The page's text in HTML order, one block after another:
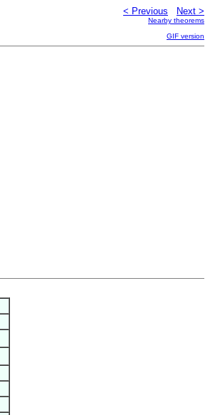
< Previous Next >
Nearby theorems
GIF version